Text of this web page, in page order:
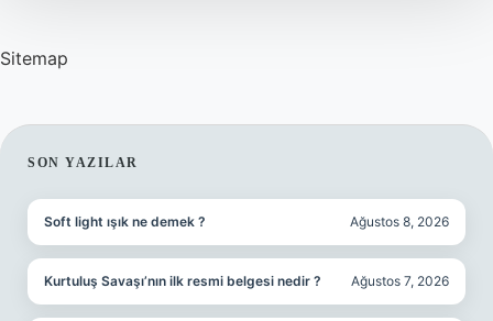
Sitemap
SIDEBAR
SON YAZILAR
Soft light ışık ne demek ? Ağustos 8, 2026
Kurtuluş Savaşı’nın ilk resmi belgesi nedir ? Ağustos 7, 2026